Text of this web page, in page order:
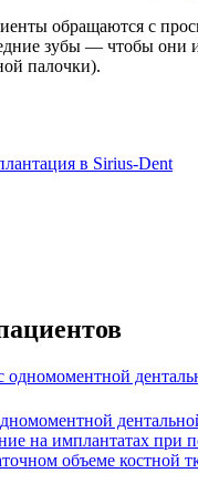
обращаются с
зубы — чтобы они
палочки).
в Sirius-Dent